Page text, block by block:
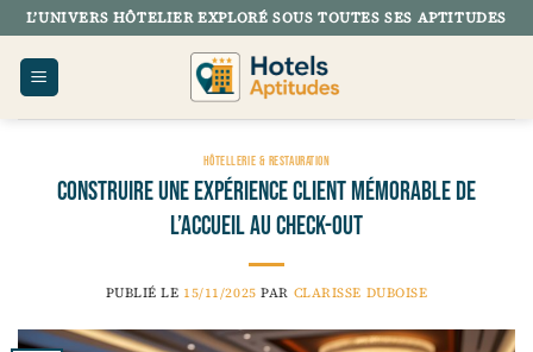
Passer
au
contenu
L’UNIVERS HÔTELIER EXPLORÉ SOUS TOUTES SES APTITUDES
HÔTELLERIE & RESTAURATION
Construire une expérience client mémorable de
l’accueil au check-out
PUBLIÉ LE 15/11/2025 PAR CLARISSE DUBOISE